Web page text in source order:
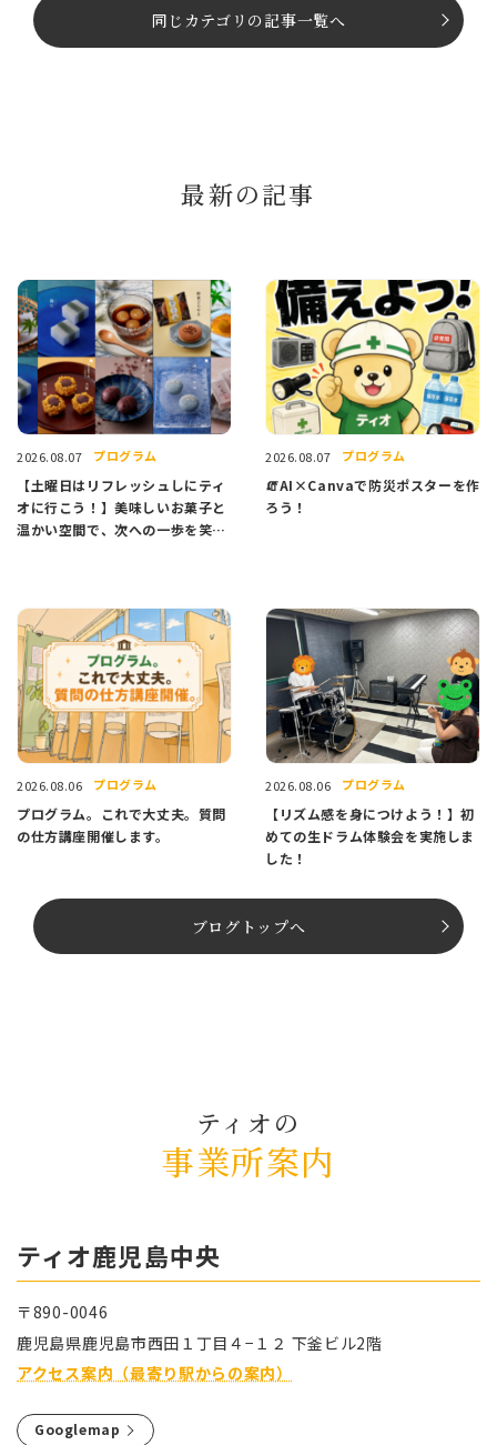
同じカテゴリの記事⼀覧へ
最新の記事
2026.08.07 プログラム
【土曜日はリフレッシュしにティ
オに行こう！】美味しいお菓子と
温かい空間で、次への一歩を笑顔
2026.08.07 プログラム
🧯AI×Canvaで防災ポスターを作
ろう！
2026.08.06 プログラム
プログラム。これで大丈夫。質問
の仕方講座開催します。
2026.08.06 プログラム
【リズム感を身につけよう！】初
めての生ドラム体験会を実施しま
した！
ブログトップへ
ティオの
事業所案内
ティオ⿅児島中央
〒890-0046
⿅児島県⿅児島市⻄⽥１丁⽬４−１２ 下釜ビル2階
アクセス案内（最寄り駅からの案内）
Googlemap